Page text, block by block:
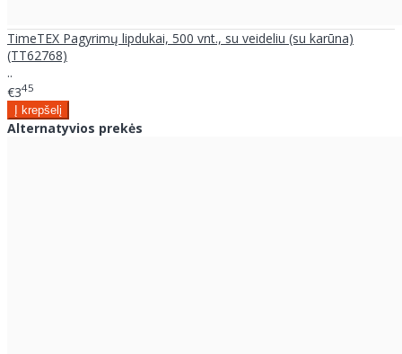
TimeTEX Pagyrimų lipdukai, 500 vnt., su veideliu (su karūna)
(TT62768)
..
€345
Alternatyvios prekės